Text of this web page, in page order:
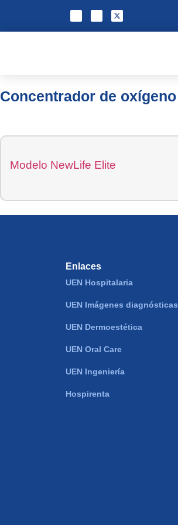
Concentrador de oxígeno
Modelo NewLife Elite
Enlaces
UEN Hospitalaria
UEN Imágenes diagnósticas
UEN Dermoestética
UEN Oral Care
UEN Ingeniería
Hospirenta